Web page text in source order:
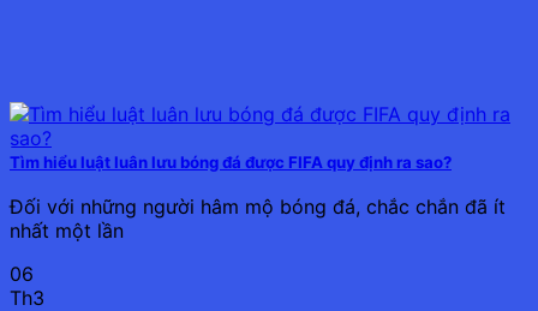
Tìm hiểu luật luân lưu bóng đá được FIFA quy định ra sao?
Đối với những người hâm mộ bóng đá, chắc chắn đã ít
nhất một lần
06
Th3